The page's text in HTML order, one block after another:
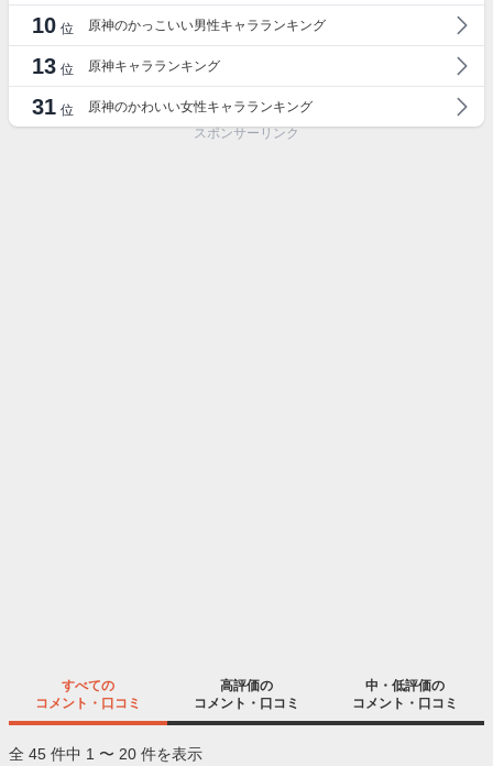
10 位 原神のかっこいい男性キャラランキング
13 位 原神キャラランキング
31 位
原神のかわいい女性キャラランキング
スポンサーリンク
すべての
コメント・口コミ
高評価の
コメント・口コミ
中・低評価の
コメント・口コミ
全 45 件中 1 〜 20 件を表示